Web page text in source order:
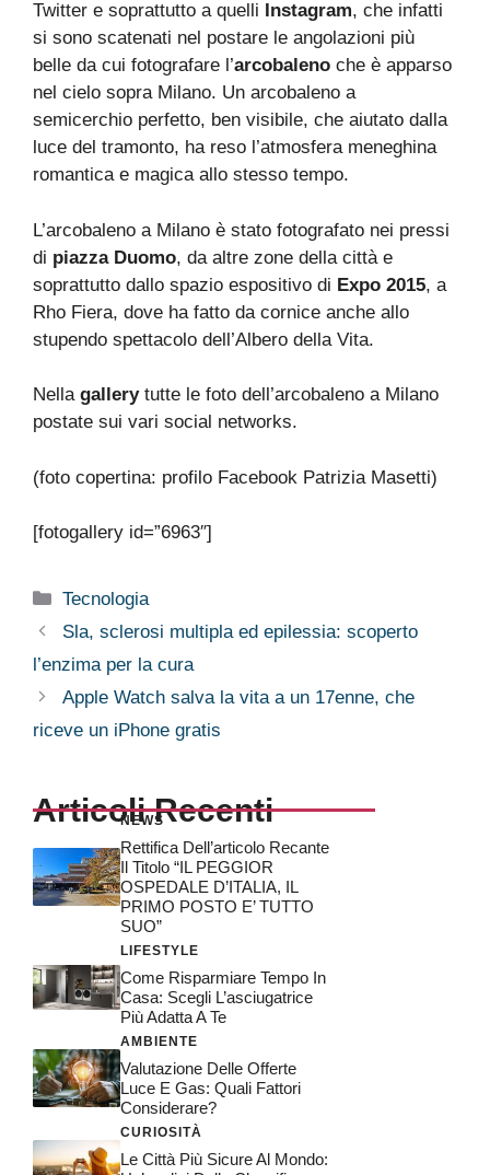
Twitter e soprattutto a quelli
Instagram, che infatti
si sono scatenati nel postare le angolazioni più
belle da cui fotografare l’arcobaleno che è apparso
nel cielo sopra Milano. Un arcobaleno a
semicerchio perfetto, ben visibile, che aiutato dalla
luce del tramonto, ha reso l’atmosfera meneghina
romantica e magica allo stesso tempo.
L’arcobaleno a Milano è stato fotografato nei pressi
di piazza Duomo, da altre zone della città e
soprattutto dallo spazio espositivo di Expo 2015, a
Rho Fiera, dove ha fatto da cornice anche allo
stupendo spettacolo dell’Albero della Vita.
Nella gallerytutte le foto dell’arcobaleno a Milano
postate sui vari social networks.
(foto copertina: profilo Facebook Patrizia Masetti)
[fotogallery id=”6963″]
Categorie
Tecnologia
Sla, sclerosi multipla ed epilessia: scoperto
l’enzima per la cura
Apple Watch salva la vita a un 17enne, che
riceve un iPhone gratis
Articoli Recenti
NEWS
Rettifica Dell’articolo Recante
Il Titolo “IL PEGGIOR
OSPEDALE D’ITALIA, IL
PRIMO POSTO E’ TUTTO
SUO”
LIFESTYLE
Come Risparmiare Tempo In
Casa: Scegli L’asciugatrice
Più Adatta A Te
AMBIENTE
Valutazione Delle Offerte
Luce E Gas: Quali Fattori
Considerare?
CURIOSITÀ
Le Città Più Sicure Al Mondo: